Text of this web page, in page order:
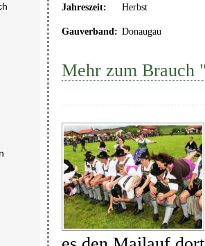
Jahreszeit: Herbst
Gauverband: Donaugau
Mehr zum Brauch